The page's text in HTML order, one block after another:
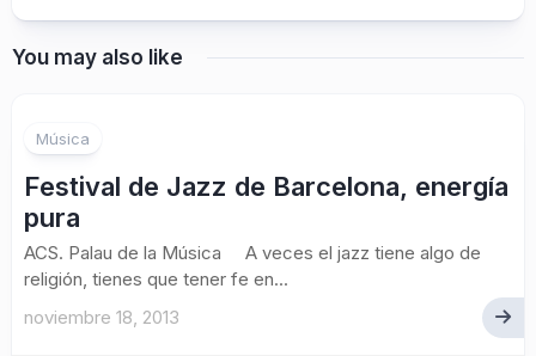
You may also like
Música
Festival de Jazz de Barcelona, energía
pura
ACS. Palau de la Música A veces el jazz tiene algo de
religión, tienes que tener fe en...
noviembre 18, 2013